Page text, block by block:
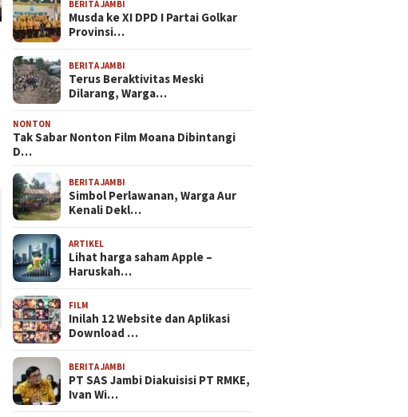
BERITA JAMBI
Musda ke XI DPD I Partai Golkar
Provinsi…
BERITA JAMBI
Terus Beraktivitas Meski
Dilarang, Warga…
NONTON
Tak Sabar Nonton Film Moana Dibintangi
D…
BERITA JAMBI
Simbol Perlawanan, Warga Aur
Kenali Dekl…
ARTIKEL
Lihat harga saham Apple –
Haruskah…
FILM
Inilah 12 Website dan Aplikasi
Download …
BERITA JAMBI
PT SAS Jambi Diakuisisi PT RMKE,
Ivan Wi…